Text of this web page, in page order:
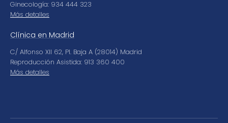
Ginecología: 934 444 323
Más detalles
Clínica en Madrid
C/ Alfonso XII 62, Pl. Baja A (28014) Madrid
Reproducción Asistida: 913 360 400
Más detalles